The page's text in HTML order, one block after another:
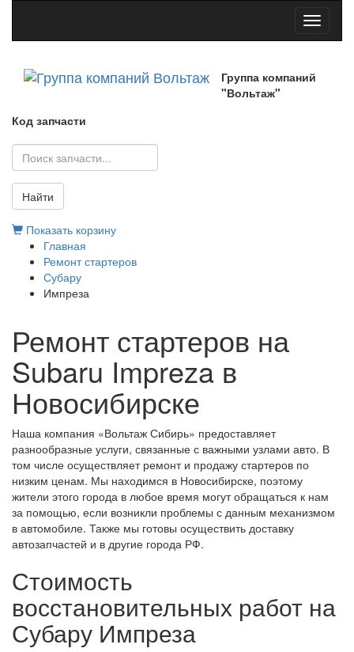
Toggle
Группа компаний
"Вольтаж"
Код запчасти
Найти
Показать корзину
Главная
Ремонт стартеров
Субару
Импреза
Ремонт стартеров на
Subaru Impreza в
Новосибирске
Наша компания «Вольтаж Сибирь» предоставляет
разнообразные услуги, связанные с важными узлами авто. В
том числе осуществляет ремонт и продажу стартеров по
низким ценам. Мы находимся в Новосибирске, поэтому
жители этого города в любое время могут обращаться к нам
за помощью, если возникли проблемы с данным механизмом
в автомобиле. Также мы готовы осуществить доставку
автозапчастей и в другие города РФ.
Стоимость
восстановительных работ на
Субару Импреза